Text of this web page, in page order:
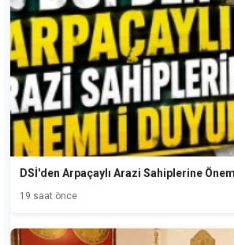
DSİ'den Arpaçaylı Arazi Sahiplerine
19 saat önce